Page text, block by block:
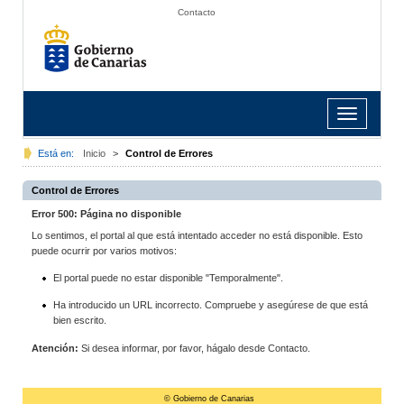
Contacto
Toggle
navigation
Está en: Inicio > Control de Errores
Control de Errores
Error 500: Página no disponible
Lo sentimos, el portal al que está intentado acceder no está disponible. Esto
puede ocurrir por varios motivos:
El portal puede no estar disponible "Temporalmente".
Ha introducido un URL incorrecto. Compruebe y asegúrese de que está
bien escrito.
Atención: Si desea informar, por favor, hágalo desde Contacto.
© Gobierno de Canarias